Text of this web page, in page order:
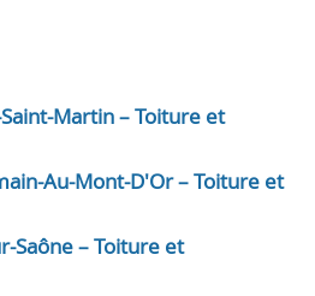
Martin – Toiture et
Au-Mont-D'Or – Toiture et
Saône – Toiture et